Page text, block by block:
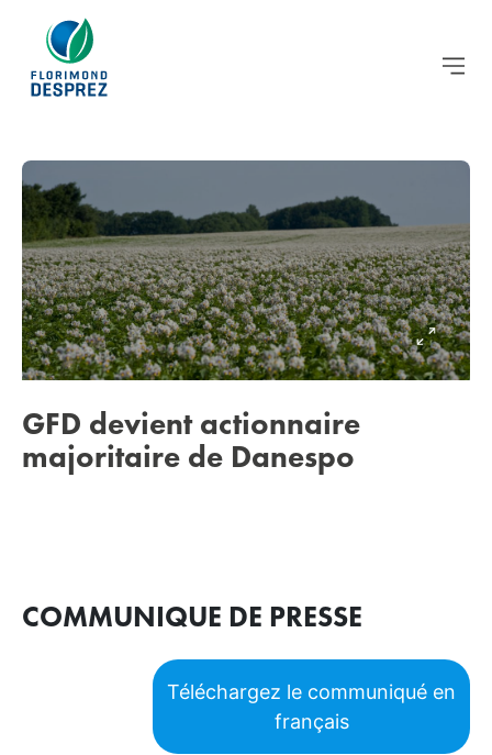
GFD devient actionnaire
majoritaire de Danespo
COMMUNIQUE DE PRESSE
Téléchargez le communiqué en
français